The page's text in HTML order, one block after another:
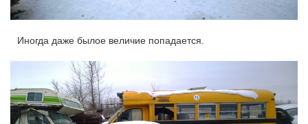
Иногда даже былое величие попадается.